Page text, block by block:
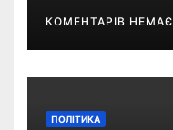
КОМЕНТАРІВ НЕМАЄ
ПОЛІТИКА